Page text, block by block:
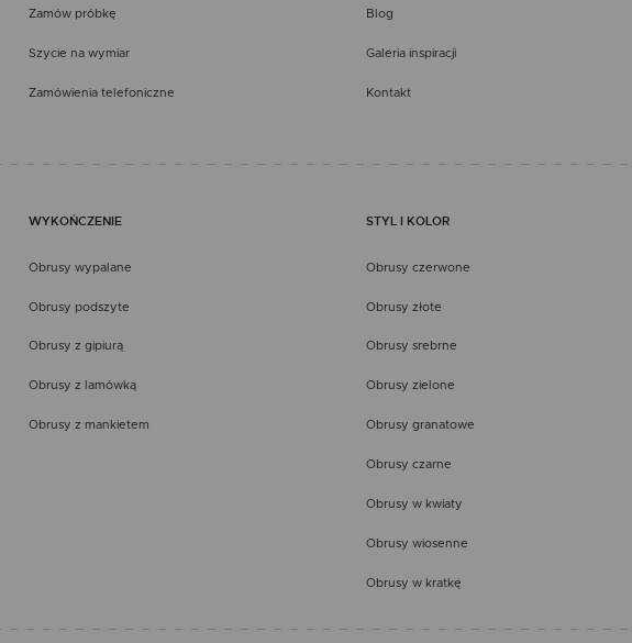
Zamów próbkę
Szycie na wymiar
Zamówienia telefoniczne
Blog
Galeria inspiracji
Kontakt
WYKOŃCZENIE
Obrusy wypalane
Obrusy podszyte
Obrusy z gipiurą
Obrusy z lamówką
Obrusy z mankietem
STYL I KOLOR
Obrusy czerwone
Obrusy złote
Obrusy srebrne
Obrusy zielone
Obrusy granatowe
Obrusy czarne
Obrusy w kwiaty
Obrusy wiosenne
Obrusy w kratkę